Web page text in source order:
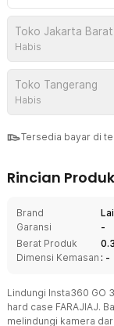
Toko Jakarta Barat
Habis
Toko Tangerang
Habis
Tersedia bayar di
Rincian Produk
Brand
Garansi
-
Berat Produk
Dimensi Kemasan : -
Lindungi Insta360 GO
hard case FARAJIAJ.
melindungi kamera